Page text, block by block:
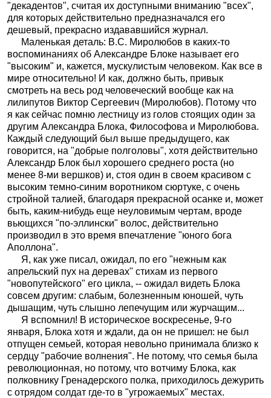
"декадентов", считая их доступными вниманию "всех",
для которых действительно предназначался его
дешевый, прекрасно издававшийся журнал.
Маленькая деталь: В.С. Миролюбов в каких-то
воспоминаниях об Александре Блоке называет его
"высоким" и, кажется, мускулистым человеком. Как все в
мире относительно! И как, должно быть, привык
смотреть на весь род человеческий вообще как на
лилипутов Виктор Сергеевич (Миролюбов). Потому что
я как сейчас помню лестницу из голов стоящих один за
другим Александра Блока, Философова и Миролюбова.
Каждый следующий был выше предыдущего, как
говорится, на "добрые полголовы", хотя действительно
Александр Блок был хорошего среднего роста (но
менее 8-ми вершков) и, стоя один в своем красивом с
высоким темно-синим воротником сюртуке, с очень
стройной талией, благодаря прекрасной осанке и, может
быть, каким-нибудь еще неуловимым чертам, вроде
вьющихся "по-эллински" волос, действительно
производил в это время впечатление "юного бога
Аполлона".
Я, как уже писал, ожидал, по его "нежным как
апрельский пух на деревах" стихам из первого
"новопутейского" его цикла, -- ожидал видеть Блока
совсем другим: слабым, болезненным юношей, чуть
дышащим, чуть слышно лепечущим или журчащим...
Я вспомнил! В историческое воскресенье, 9-го
января, Блока хотя и ждали, да он не пришел: не был
отпущен семьей, которая невольно принимала близко к
сердцу "рабочие волнения". Не потому, что семья была
революционная, но потому, что вотчиму Блока, как
полковнику Гренадерского полка, приходилось дежурить
с отрядом солдат где-то в "угрожаемых" местах.